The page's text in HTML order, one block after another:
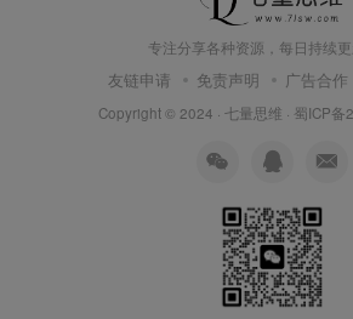
专注分享各种资源，每日持续更
友链申请 免责声明 广告合作
Copyright © 2024 · 七量思维 · 蜀ICP备